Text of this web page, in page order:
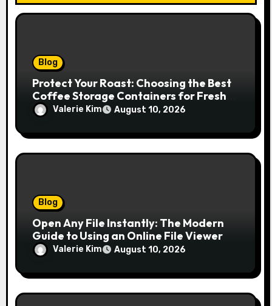
Blog
Protect Your Roast: Choosing the Best
Coffee Storage Containers for Fresh
Espresso
Valerie Kim August 10, 2026
Blog
Open Any File Instantly: The Modern
Guide to Using an Online File Viewer
Valerie Kim August 10, 2026